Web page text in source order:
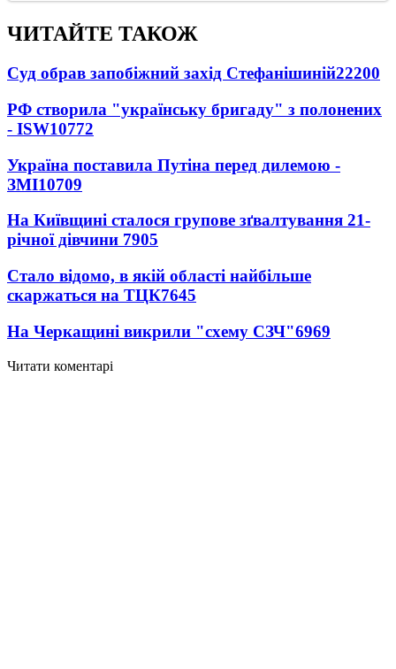
ЧИТАЙТЕ ТАКОЖ
Суд обрав запобіжний захід Стефанішиній22200
РФ створила "українську бригаду" з полонених
- ISW10772
Україна поставила Путіна перед дилемою -
ЗМІ10709
На Київщині сталося групове зґвалтування 21-
річної дівчини 7905
Стало відомо, в якій області найбільше
скаржаться на ТЦК7645
На Черкащині викрили "схему СЗЧ"6969
Читати коментарі